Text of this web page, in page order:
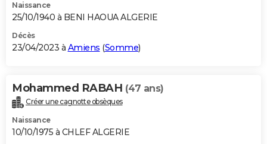
Naissance
25/10/1940 à BENI HAOUA ALGERIE
Décès
23/04/2023 à Amiens (Somme)
Mohammed RABAH (47 ans)
Créer une cagnotte obsèques
Naissance
10/10/1975 à CHLEF ALGERIE